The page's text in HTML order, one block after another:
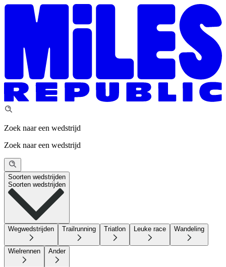
Zoek naar een wedstrijd
Zoek naar een wedstrijd
Soorten wedstrijden
Soorten wedstrijden
Wegwedstrijden Trailrunning Triatlon Leuke race Wandeling
Wielrennen Ander